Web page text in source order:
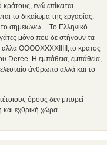
ενώ επίκειται
το δικαίωμα της εργασίας.
το σημειώνω… Το Ελληνικό
μόνο που δε στήνουν τα
ΟΟΟΟΧΧΧΧΙΙΙΙΙ,το κρατος
Deree. H εμπάθεια, εμπάθεια,
άνθρωπο αλλά και το
όρους δεν μπορεί
εχθρική χώρα.